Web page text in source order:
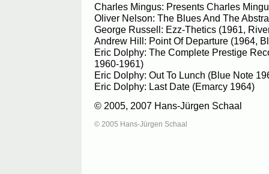
Charles Mingus: Presents Charles
Oliver Nelson: The Blues And The
George Russell: Ezz-Thetics (1961,
Andrew Hill: Point Of Departure (1964,
Eric Dolphy: The Complete Prestige
1960-1961)
Eric Dolphy: Out To Lunch (Blue Note
Eric Dolphy: Last Date (Emarcy 1964)
© 2005, 2007 Hans-Jürgen Schaal
© 2005 Hans-Jürgen Schaal